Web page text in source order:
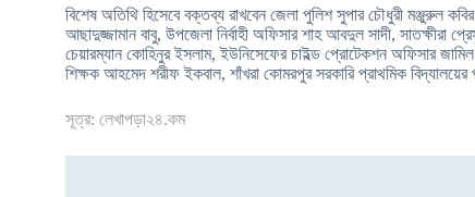
বিশেষ অতিথি হিসেবে বক্তব্য রাখবেন জেলা পুলিশ সুপার চৌধুরী মঞ্জুরুল
আছাদুজ্জামান বাবু, উপজেলা নির্বাহী অফিসার শাহ আবদুল সাদী,
চেয়ারম্যান কোহিনুর ইসলাম, ইউনিসেফের চাইল্ড প্রোটেকশন অফিসার
শিক্ষক আহমেদ শরীফ ইকবাল, শাঁখরা কোমরপুর সরকারি প্রাথমিক
সূত্র: লেখাপড়া২৪.কম